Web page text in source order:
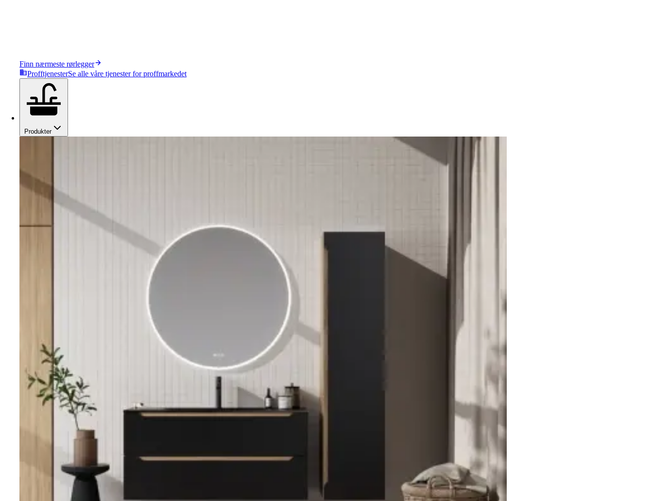
Finn nærmeste rørlegger
ProfftjenesterSe alle våre tjenester for proffmarkedet
Produkter